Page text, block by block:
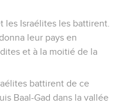
les Israélites les battirent.
leur pays en
et à la moitié de la
battirent de ce
Baal-Gad dans la vallée